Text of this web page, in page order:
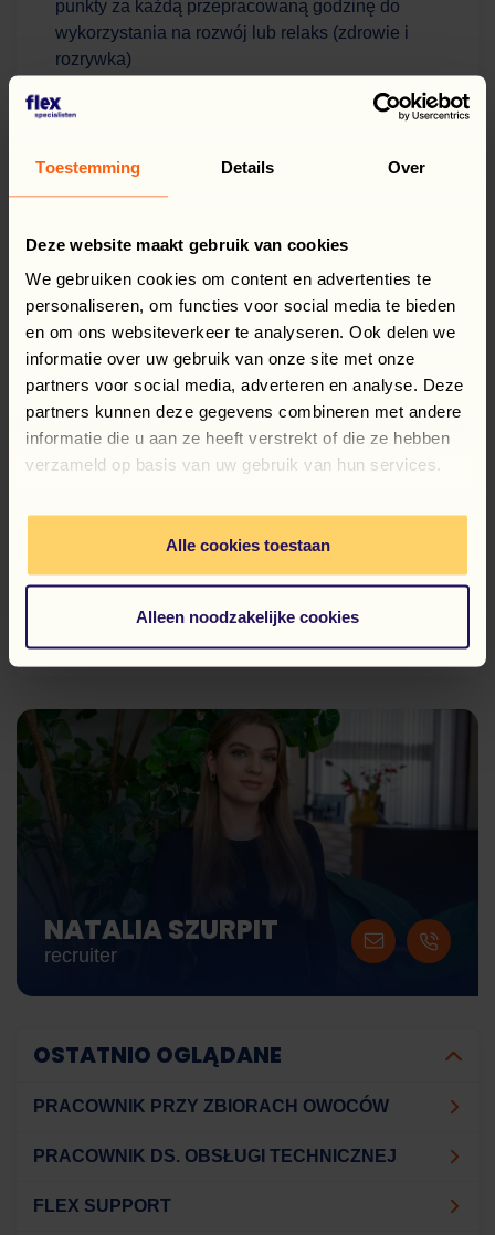
Toestemming Details Over
Deze website maakt gebruik van cookies
We gebruiken cookies om content en advertenties te
personaliseren, om functies voor social media te bieden
en om ons websiteverkeer te analyseren. Ook delen we
informatie over uw gebruik van onze site met onze
partners voor social media, adverteren en analyse. Deze
partners kunnen deze gegevens combineren met andere
informatie die u aan ze heeft verstrekt of die ze hebben
verzameld op basis van uw gebruik van hun services.
Alle cookies toestaan
Alleen noodzakelijke cookies
punkty za każdą przepracowaną godzinę do
wykorzystania na rozwój lub relaks (zdrowie i
rozrywka)
Wsparcie polskojęzycznych koordynatorów w
Holandii
Pomoc w założeniu numeru BSN (sofi)
(tygodniówki)
Indywidualne wdrożenie pierwszego dnia +
identyfikator i szafka
Szkolenia i możliwość awansu w strukturach firmy
System wdrożeniowy (kurs e-learning +
indywidualna rozmowa)
Składki emerytalne i stabilne zatrudnienie wg
układu zbiorowego (sektor mięsny)
nowoczesnym magazynie – ta oferta jest dla Ciebie!
NATALIA SZURPIT
recruiter
OSTATNIO OGLĄDANE
PRACOWNIK PRZY ZBIORACH OWOCÓW
PRACOWNIK DS. OBSŁUGI TECHNICZNEJ
FLEX SUPPORT